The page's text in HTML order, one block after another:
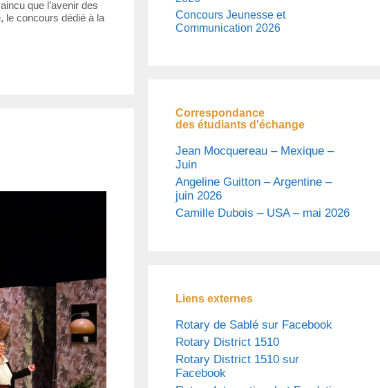
que l’avenir des
le concours dédié à la
Concours Jeunesse et
Communication 2026
Correspondance
des étudiants d'échange
Jean Mocquereau – Mexique –
Juin
Angeline Guitton – Argentine –
juin 2026
Camille Dubois – USA – mai 2026
Liens externes
Rotary de Sablé sur Facebook
Rotary District 1510
Rotary District 1510 sur
Facebook